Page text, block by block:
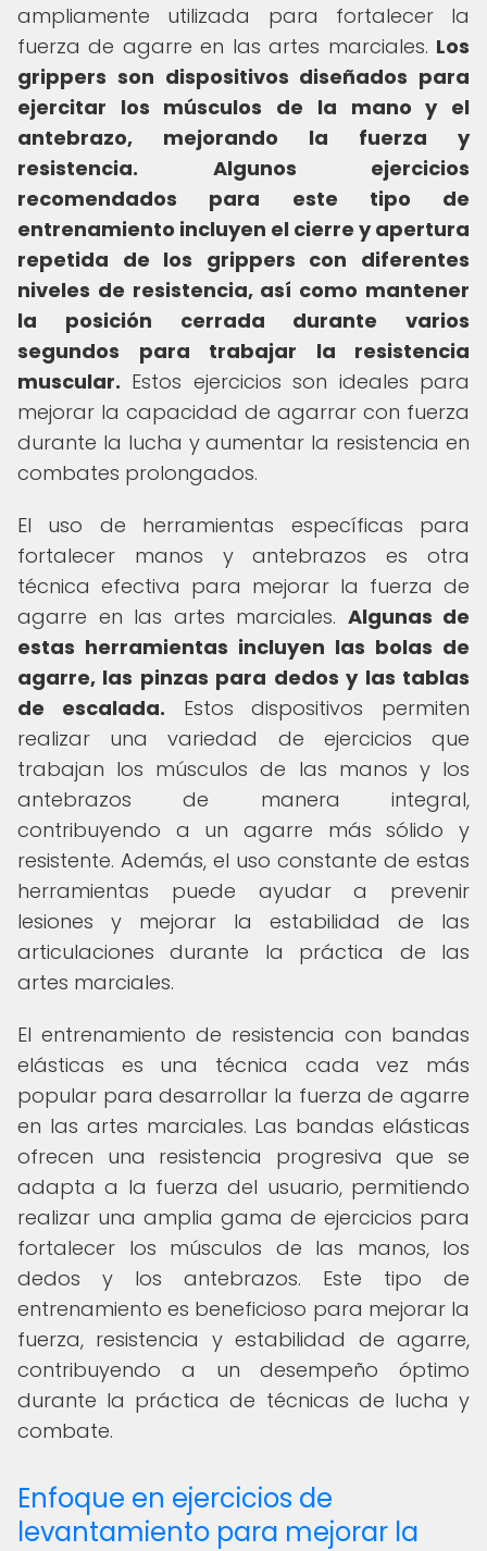
ampliamente utilizada para fortalecer la
fuerza de agarre en las artes marciales. Los
grippers son dispositivos diseñados para
ejercitar los músculos de la mano y el
antebrazo, mejorando la fuerza y
resistencia.
Algunos ejercicios
recomendados para este tipo de
entrenamiento incluyen el cierre y apertura
repetida de los grippers con diferentes
niveles de resistencia, así como mantener
la posición cerrada durante varios
segundos para trabajar la resistencia
muscular. Estos ejercicios son ideales para
mejorar la capacidad de agarrar con fuerza
durante la lucha y aumentar la resistencia en
combates prolongados.
El uso de herramientas específicas para
fortalecer manos y antebrazos es otra
técnica efectiva para mejorar la fuerza de
agarre en las artes marciales. Algunas de
estas herramientas incluyen las bolas de
agarre, las pinzas para dedos y las tablas
de escalada. Estos dispositivos permiten
realizar una variedad de ejercicios que
trabajan los músculos de las manos y los
antebrazos de manera integral,
contribuyendo a un agarre más sólido y
resistente. Además, el uso constante de estas
herramientas puede ayudar a prevenir
lesiones y mejorar la estabilidad de las
articulaciones durante la práctica de las
artes marciales.
El entrenamiento de resistencia con bandas
elásticas es una técnica cada vez más
popular para desarrollar la fuerza de agarre
en las artes marciales. Las bandas elásticas
ofrecen una resistencia progresiva que se
adapta a la fuerza del usuario, permitiendo
realizar una amplia gama de ejercicios para
fortalecer los músculos de las manos, los
dedos y los antebrazos. Este tipo de
entrenamiento es beneficioso para mejorar la
fuerza, resistencia y estabilidad de agarre,
contribuyendo a un desempeño óptimo
durante la práctica de técnicas de lucha y
combate.
Enfoque en ejercicios de
levantamiento para mejorar la